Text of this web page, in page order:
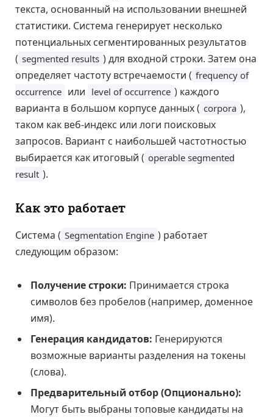
текста, основанный на использовании внешней
статистики. Система генерирует несколько
потенциальных сегментированных результатов
( segmented results ) для входной строки. Затем она
определяет частоту встречаемости ( frequency of
occurrence или level of occurrence ) каждого
варианта в большом корпусе данных ( corpora ),
таком как веб-индекс или логи поисковых
запросов. Вариант с наибольшей частотностью
выбирается как итоговый ( operable segmented
result ).
Как это работает
Система ( Segmentation Engine ) работает
следующим образом:
Получение строки: Принимается строка
символов без пробелов (например, доменное
имя).
Генерация кандидатов: Генерируются
возможные варианты разделения на токены
(слова).
Предварительный отбор (Опционально):
Могут быть выбраны топовые кандидаты на